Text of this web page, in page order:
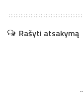
Rašyti atsakymą